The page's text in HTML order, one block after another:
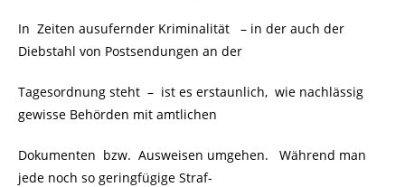
In Zeiten ausufernder Kriminalität – in der auch der
Diebstahl von Postsendungen an der
Tagesordnung steht – ist es erstaunlich, wie nachlässig
gewisse Behörden mit amtlichen
Dokumenten bzw. Ausweisen umgehen. Während man
jede noch so geringfügige Straf-